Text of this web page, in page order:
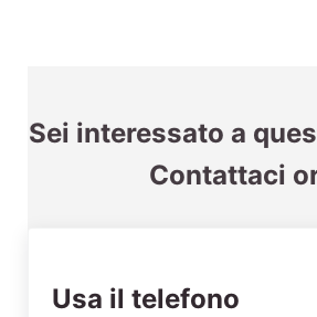
Sei interessato a
Contattaci
Usa il telefono